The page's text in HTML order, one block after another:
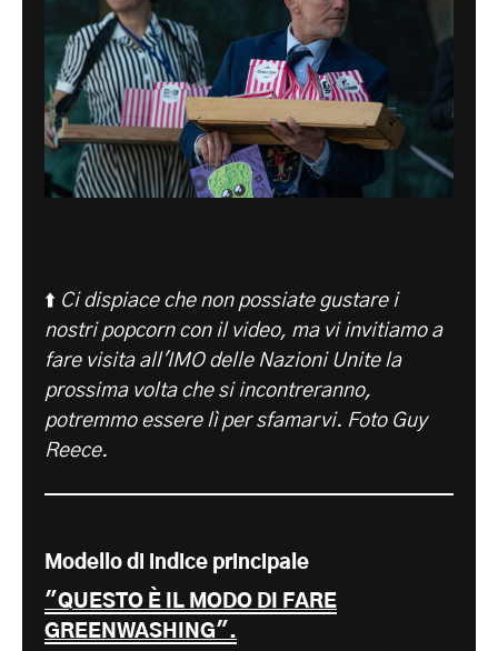
⬆️ Ci dispiace che non possiate gustare i
nostri popcorn con il video, ma vi invitiamo a
fare visita all'IMO delle Nazioni Unite la
prossima volta che si incontreranno,
potremmo essere lì per sfamarvi. Foto Guy
Reece.
Modello di indice principale
"QUESTO È IL MODO DI FARE
GREENWASHING".